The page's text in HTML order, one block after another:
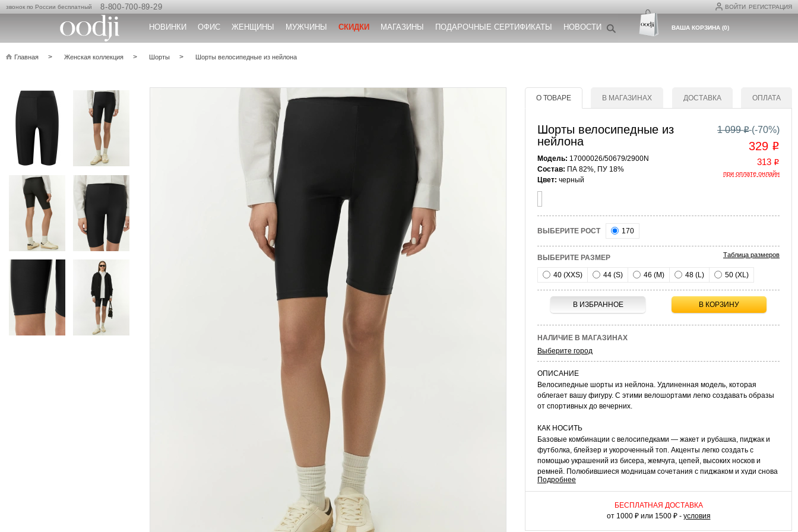
ВОЙТИ РЕГИСТРАЦИЯ
звонок по России бесплатный 8-800-700-89-29
НОВИНКИ ОФИС ЖЕНЩИНЫ МУЖЧИНЫ СКИДКИ МАГАЗИНЫ ПОДАРОЧНЫЕ СЕРТИФИКАТЫ НОВОСТИ ВАША КОРЗИНА(0)
Главная Женская коллекция Шорты Шорты велосипедные из нейлона
О ТОВАРЕ В МАГАЗИНАХ ДОСТАВКА ОПЛАТА
Шорты велосипедные из
нейлона
Модель: 17000026/50679/2900N
Состав: ПА 82%, ПУ 18%
Цвет: черный
1 099o (-70%)
329 o
313 o
при оплате онлайн
ВЫБЕРИТЕ РОСТ 170
ВЫБЕРИТЕ РАЗМЕР Таблица размеров
40 (XXS) 44 (S) 46 (M) 48 (L) 50 (XL)
В ИЗБРАННОЕ В КОРЗИНУ
НАЛИЧИЕ В МАГАЗИНАХ
Выберите город
ОПИСАНИЕ
Велосипедные шорты из нейлона. Удлиненная модель, которая
облегает вашу фигуру. С этими велошортами легко создавать образы
от спортивных до вечерних.
КАК НОСИТЬ
Базовые комбинации с велосипедками — жакет и рубашка, пиджак и
футболка, блейзер и укороченный топ. Акценты легко создать с
помощью украшений из бисера, жемчуга, цепей, высоких носков и
ремней. Полюбившиеся модницам сочетания с пиджаком и худи снова
актуальны. Сделайте ваши образы смелее!
Подробнее
БЕСПЛАТНАЯ ДОСТАВКА
от 1000 ₽ или 1500 ₽ - условия